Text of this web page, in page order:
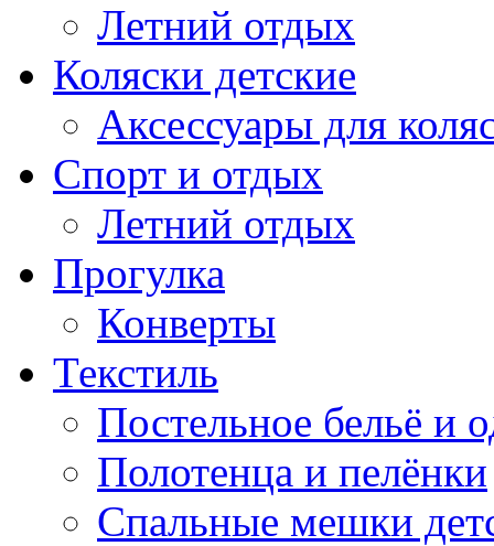
Летний отдых
Коляски детские
Аксессуары для
Спорт и отдых
Летний отдых
Прогулка
Конверты
Текстиль
Постельное бельё и
Полотенца и пелёнки
Спальные мешки